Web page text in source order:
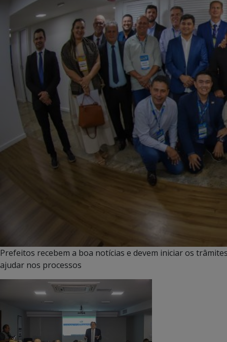
Prefeitos recebem a boa notícias e devem iniciar os
ajudar nos processos